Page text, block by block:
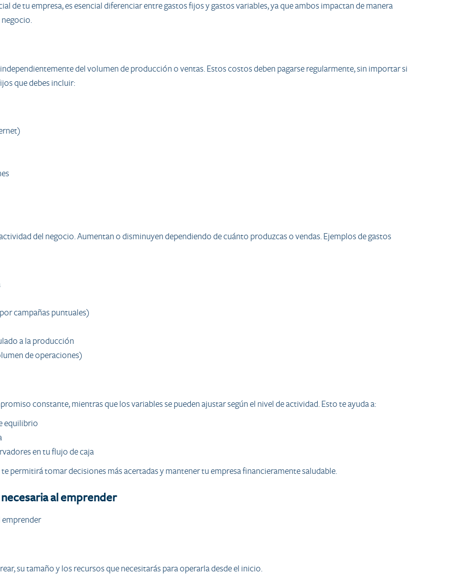
de tu empresa, es esencial diferenciar entre gastos fijos y gastos variables, ya que ambos impactan de manera
del volumen de producción o ventas. Estos costos deben pagarse regularmente, sin importar si
que debes incluir:
del negocio. Aumentan o disminuyen dependiendo de cuánto produzcas o vendas. Ejemplos de gastos
campañas puntuales)
a la producción
de operaciones)
constante, mientras que los variables se pueden ajustar según el nivel de actividad. Esto te ayuda a:
equilibrio
en tu flujo de caja
permitirá tomar decisiones más acertadas y mantener tu empresa financieramente saludable.
al emprender
emprender
su tamaño y los recursos que necesitarás para operarla desde el inicio.